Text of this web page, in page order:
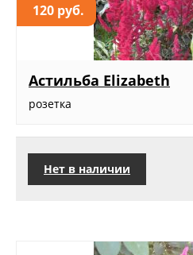
120 руб.
Астильба Elizabeth
розетка
Нет в наличии